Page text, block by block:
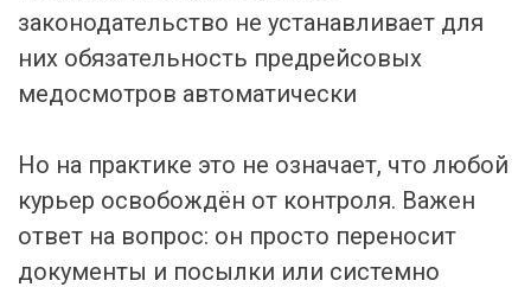
законодательство не устанавливает для
них обязательность предрейсовых
медосмотров автоматически
Но на практике это не означает, что любой
курьер освобождён от контроля. Важен
ответ на вопрос: он просто переносит
документы и посылки или системно